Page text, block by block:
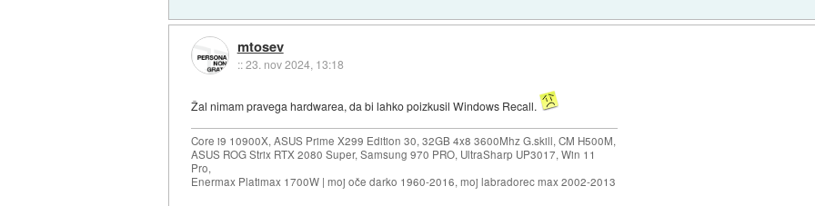
mtosev
::23. nov 2024, 13:18
Žal nimam pravega hardwarea, da bi lahko poizkusil Windows Recall.
Core i9 10900X, ASUS Prime X299 Edition 30, 32GB 4x8 3600Mhz G.skill, CM H500M,
ASUS ROG Strix RTX 2080 Super, Samsung 970 PRO, UltraSharp UP3017, Win 11
Pro,
Enermax Platimax 1700W | moj oče darko 1960-2016, moj labradorec max 2002-2013